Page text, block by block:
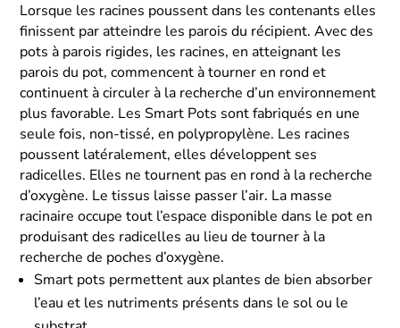
Lorsque les racines poussent dans les contenants elles
finissent par atteindre les parois du récipient. Avec des
pots à parois rigides, les racines, en atteignant les
parois du pot, commencent à tourner en rond et
continuent à circuler à la recherche d’un environnement
plus favorable. Les Smart Pots sont fabriqués en une
seule fois, non-tissé, en polypropylène. Les racines
poussent latéralement, elles développent ses
radicelles. Elles ne tournent pas en rond à la recherche
d’oxygène. Le tissus laisse passer l’air. La masse
racinaire occupe tout l’espace disponible dans le pot en
produisant des radicelles au lieu de tourner à la
recherche de poches d’oxygène.
Smart pots permettent aux plantes de bien absorber
l’eau et les nutriments présents dans le sol ou le